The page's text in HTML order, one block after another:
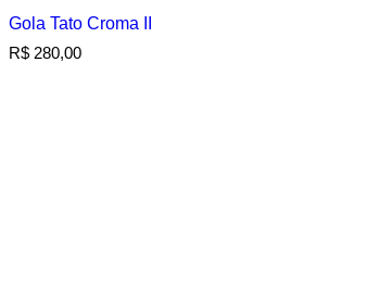
Gola Tato Croma II
R$ 280,00